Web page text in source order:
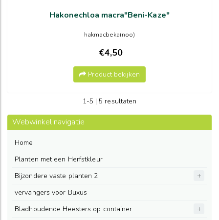
Hakonechloa macra"Beni-Kaze"
hakmacbeka(noo)
€4,50
Product bekijken
1-5 | 5 resultaten
Webwinkel navigatie
Home
Planten met een Herfstkleur
Bijzondere vaste planten 2
vervangers voor Buxus
Bladhoudende Heesters op container